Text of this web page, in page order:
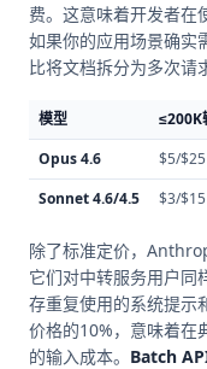
费。这意味着开发者
如果你的应用场景确实
比将文档拆分为多次请
模型 ≤200K
Opus 4.6
$5/
Sonnet 4.6/4.5
$3/
除了标准定价，
它们对中转服务用户同
存重复使用的系统提示
价格的10%，意味着在
的输入成本。 Batch